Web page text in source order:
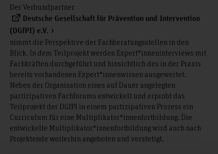
Der Verbundpartner
Deutsche Gesellschaft für Prävention und Intervention
(DGfPI) e.V.
nimmt die Perspektive der Fachberatungsstellen in den
Blick. In dem Teilprojekt werden Expert*inneninterviews mit
Fachkräften durchgeführt und hinsichtlich des in der Praxis
bereits vorhandenen Expert*innenwissen ausgewertet.
Neben der Organisation eines auf Dauer angelegten
partizipativen Fachforums entwickelt und erprobt das
Teilprojekt der DGfPI in einem partizipativen Prozess ein
Curriculum für eine Multiplikator*innenfortbildung. Die
entwickelte Multiplikator*innenfortbildung wird auch nach
Projektende weiterhin angeboten und verstetigt.